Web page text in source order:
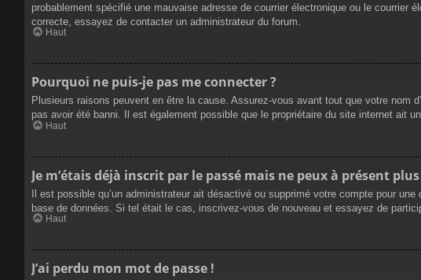
probablement spécifié une mauvaise adresse de courrier électronique ou le courrier
correcte, essayez de contacter un administrateur du forum.
Haut
Pourquoi ne puis-je pas me connecter ?
Plusieurs raisons peuvent en être la cause. Assurez-vous avant tout que votre
pas avoir été banni. Il est également possible que le propriétaire du site internet ait
Haut
Je m’étais déjà inscrit par le passé mais ne peux à présent
Il est possible qu’un administrateur ait désactivé ou supprimé votre compte pour
base de données. Si tel était le cas, inscrivez-vous de nouveau et essayez de
Haut
J’ai perdu mon mot de passe !